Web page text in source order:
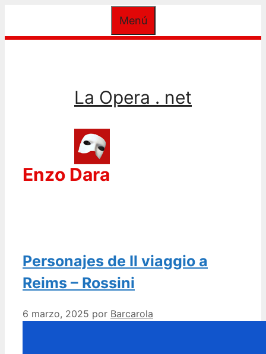
contenido
Menú
La Opera . net
Enzo Dara
Personajes de Il viaggio a
Reims – Rossini
6 marzo, 2025 por Barcarola